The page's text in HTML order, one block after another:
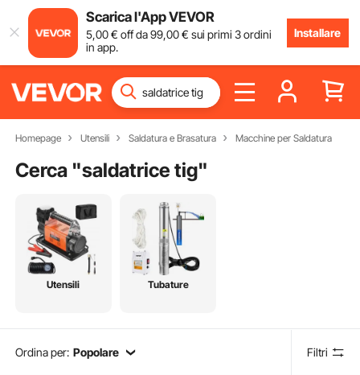
Scarica l'App VEVOR
5,00€ off da99,00€ sui primi 3 ordini
in app.
Installare
Homepage Utensili Saldatura e Brasatura Macchine per Saldatura
Cerca "saldatrice tig"
Utensili Tubature
Ordina per: Popolare Filtri